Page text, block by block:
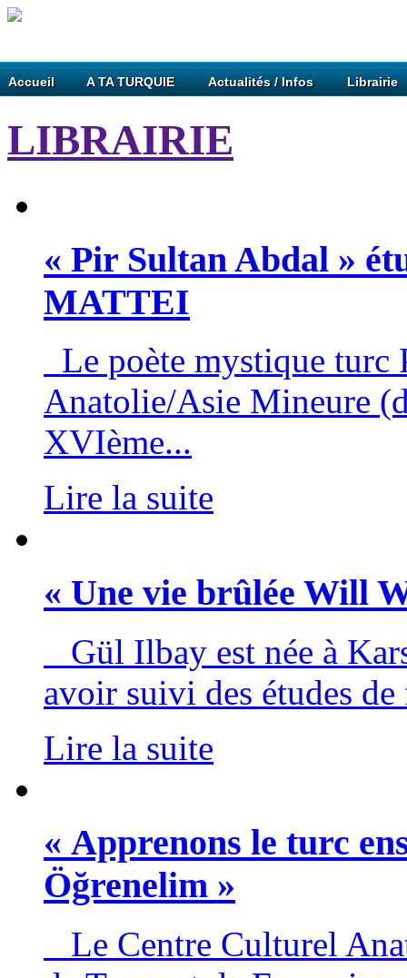
Accueil A TA TURQUIE Actualités / Infos Librairie
LIBRAIRIE
« Pir Sultan Abdal »
MATTEI
Le poète mystique turc
Anatolie/Asie Mineure
XVIème...
Lire la suite
« Une vie brûlée Will
Gül Ilbay est née à
avoir suivi des études
Lire la suite
« Apprenons le turc
Öğrenelim »
Le Centre Culturel